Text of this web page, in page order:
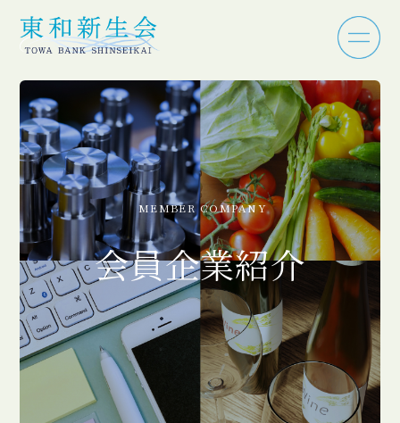
MEMBER COMPANY
会員企業紹介